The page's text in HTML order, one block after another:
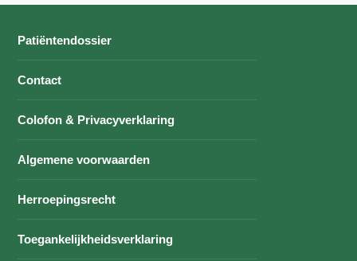
Patiëntendossier
Contact
Colofon & Privacyverklaring
Algemene voorwaarden
Herroepingsrecht
Toegankelijkheidsverklaring